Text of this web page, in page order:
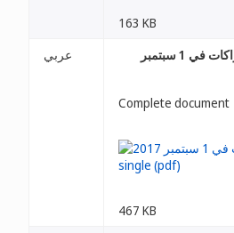
163 KB
عربي
Complete document
467 KB